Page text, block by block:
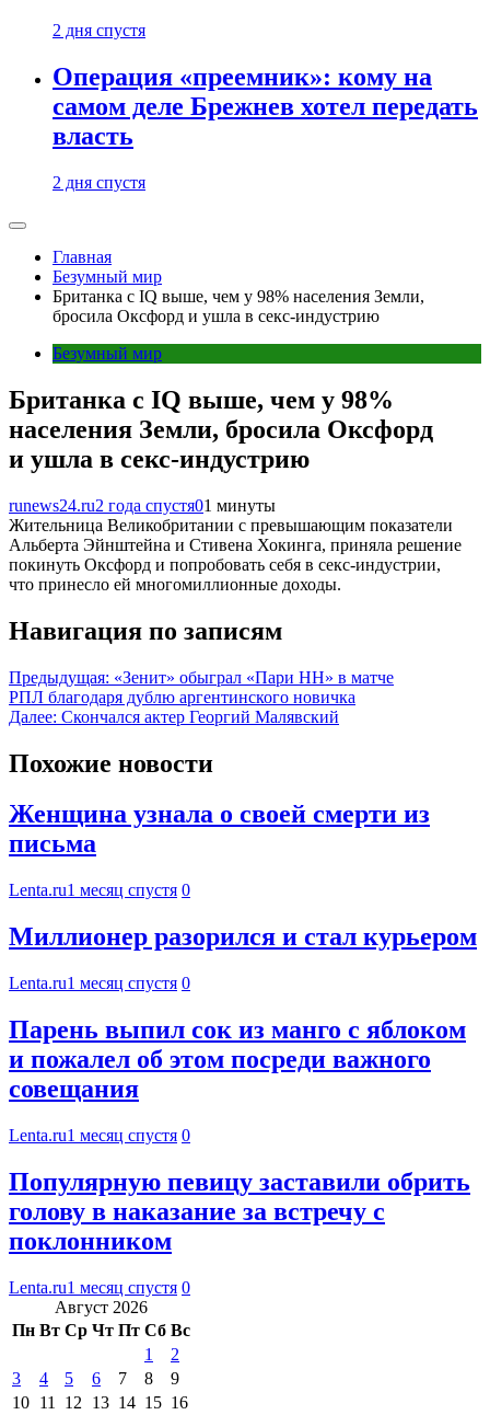
2 дня спустя
Операция «преемник»: кому на
самом деле Брежнев хотел передать
власть
2 дня спустя
Главная
Безумный мир
Британка с IQ выше, чем у 98% населения Земли,
бросила Оксфорд и ушла в секс-индустрию
Безумный мир
Британка с IQ выше, чем у 98%
населения Земли, бросила Оксфорд
и ушла в секс-индустрию
runews24.ru2 года спустя01 минуты
Жительница Великобритании с превышающим показатели
Альберта Эйнштейна и Стивена Хокинга, приняла решение
покинуть Оксфорд и попробовать себя в секс-индустрии,
что принесло ей многомиллионные доходы.
Навигация по записям
Предыдущая: «Зенит» обыграл «Пари НН» в матче
РПЛ благодаря дублю аргентинского новичка
Далее: Скончался актер Георгий Малявский
Похожие новости
Женщина узнала о своей смерти из
письма
Lenta.ru1 месяц спустя 0
Миллионер разорился и стал курьером
Lenta.ru1 месяц спустя 0
Парень выпил сок из манго с яблоком
и пожалел об этом посреди важного
совещания
Lenta.ru1 месяц спустя 0
Популярную певицу заставили обрить
голову в наказание за встречу с
поклонником
Lenta.ru1 месяц спустя 0
Август 2026
Пн Вт Ср Чт Пт Сб Вс
1
2
3
4 5 6 7 8
9
10 11 12 13 14 15 16